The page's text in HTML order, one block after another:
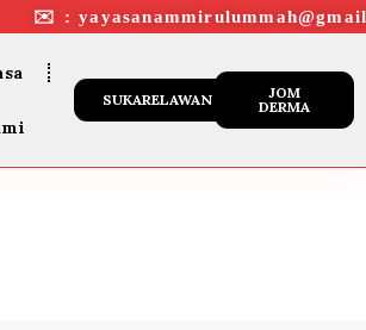
SUKARELAWAN
JOM
DERMA